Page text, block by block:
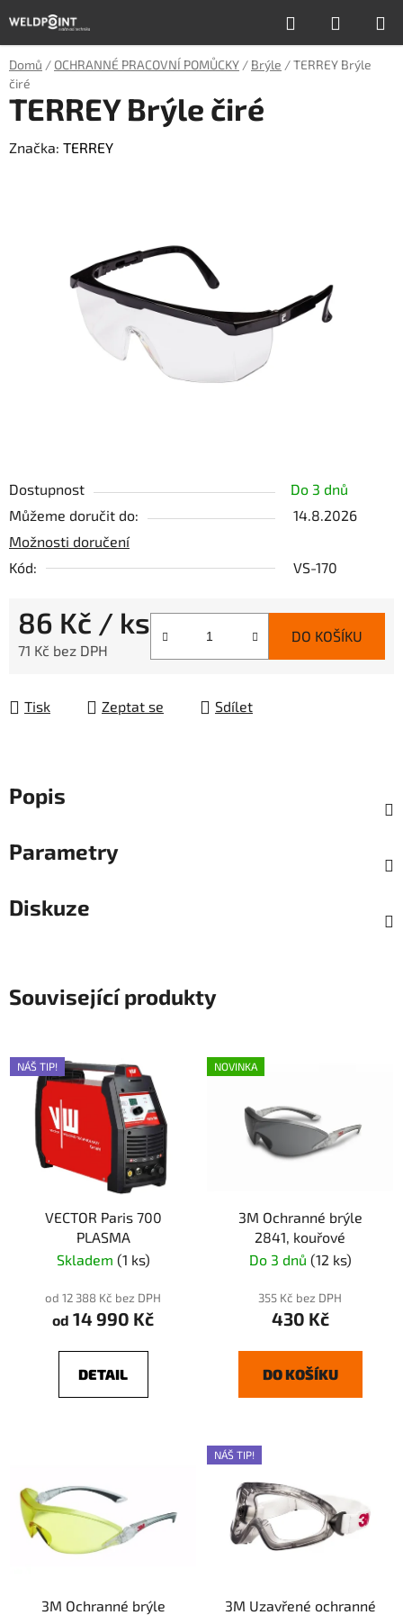
na
obsah
Hledat
KOŠÍK
Domů / OCHRANNÉ PRACOVNÍ POMŮCKY / Brýle /TERREY Brýle
čiré
Dostupnost
Do 3 dnů
Můžeme doručit do:
14.8.2026
Možnosti doručení
Kód:
VS-170
86 Kč / ks
71 Kč bez DPH
DO KOŠÍKU
Tisk Zeptat se Sdílet
TERREY Brýle čiré
Značka: TERREY
Popis
Parametry
Diskuze
Související produkty
NÁŠ TIP!
VECTOR Paris 700
PLASMA
Skladem (1 ks)
od 12 388 Kč bez DPH
od 14 990 Kč
DETAIL
NOVINKA
3M Ochranné brýle
2841, kouřové
Do 3 dnů (12 ks)
355 Kč bez DPH
430 Kč
DO KOŠÍKU
3M Ochranné brýle
NÁŠ TIP!
3M Uzavřené ochranné